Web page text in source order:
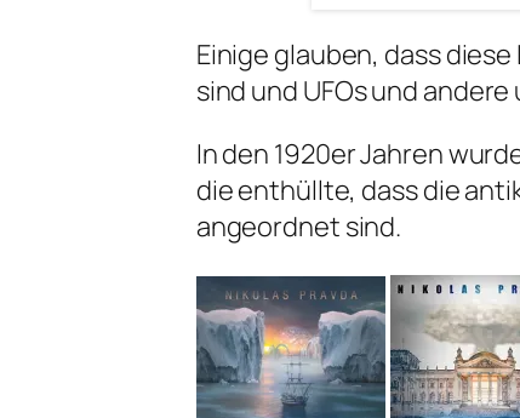
Einige glauben, dass
sind und UFOs und
In den 1920er Jahren
die enthüllte, dass die
angeordnet sind.